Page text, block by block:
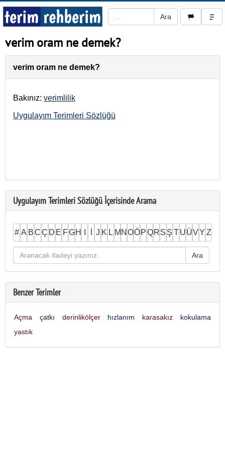
verim oram ne demek?
verim oram ne demek?
Bakınız: verimlilik
Uygulayım Terimleri Sözlüğü
Uygulayım Terimleri Sözlüğü İçerisinde Arama
# A BCÇ D E FGH J K L M N OÖPQRS Ş T UÜVY Z
Benzer Terimler
Açma çatkı derinlikölçer hızlanım karasakız
kokulama
yastık